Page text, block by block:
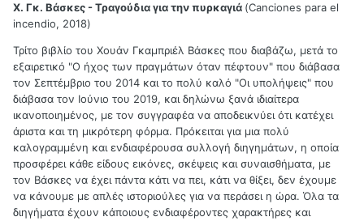
Χ. Γκ. Βάσκες - Τραγούδια για την πυρκαγιά (Canciones para el
incendio, 2018)
Τρίτο βιβλίο του Χουάν Γκαμπριέλ Βάσκες που διαβάζω, μετά το
εξαιρετικό "Ο ήχος των πραγμάτων όταν πέφτουν" που διάβασα
τον Σεπτέμβριο του 2014 και το πολύ καλό "Οι υπολήψεις" που
διάβασα τον Ιούνιο του 2019, και δηλώνω ξανά ιδιαίτερα
ικανοποιημένος, με τον συγγραφέα να αποδεικνύει ότι κατέχει
άριστα και τη μικρότερη φόρμα. Πρόκειται για μια πολύ
καλογραμμένη και ενδιαφέρουσα συλλογή διηγημάτων, η οποία
προσφέρει κάθε είδους εικόνες, σκέψεις και συναισθήματα, με
τον Βάσκες να έχει πάντα κάτι να πει, κάτι να θίξει, δεν έχουμε
να κάνουμε με απλές ιστοριούλες για να περάσει η ώρα. Όλα τα
διηγήματα έχουν κάποιους ενδιαφέροντες χαρακτήρες και